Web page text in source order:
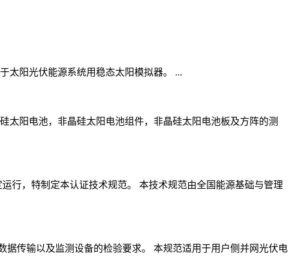
太阳光伏能源系统用稳态太阳模拟器。 ...
太阳电池，非晶硅太阳电池组件，非晶硅太阳电池板及方阵的测
行，特制定本认证技术规范。 本技术规范由全国能源基础与管理
传输以及监测设备的检验要求。 本规范适用于用户侧并网光伏电